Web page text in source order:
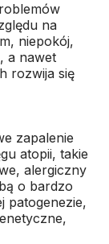
na
niepokój,
a nawet
rozwija się
zapalenie
atopii, takie
alergiczny
o bardzo
patogenezie,